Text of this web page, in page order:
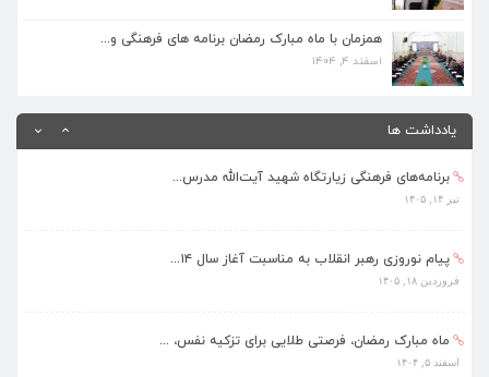
همزمان با ماه مبارک رمضان برنامه های فرهنگی و...
اسفند ۴, ۱۴۰۴
یادداشت ها
همزمان با ماه مبارک رمضان برنامه های فرهنگی و...
اسفند ۴, ۱۴۰۴
بهره‌مندی ۳۶۸ فراگیر از برنامه‌های طرح تابستا...
مرداد ۱۰, ۱۴۰۵
برنامه‌های فرهنگی زیارتگاه شهید آیت‌الله مدرس...
تیر ۱۴, ۱۴۰۵
پیام نوروزی رهبر انقلاب به مناسبت آغاز سال ۱۴...
فروردین ۱۸, ۱۴۰۵
ماه مبارک رمضان، فرصتی طلایی برای تزکیه نفس، ...
اسفند ۵, ۱۴۰۴